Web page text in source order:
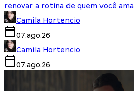
renovar a rotina de quem você ama
Camila Hortencio
07.ago.26
Camila Hortencio
07.ago.26